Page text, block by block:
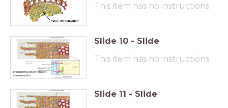
This item has no instructions
Endodermis: actief transport
van mineralen
Slide 10 - Slide
This item has no instructions
Slide 11 - Slide